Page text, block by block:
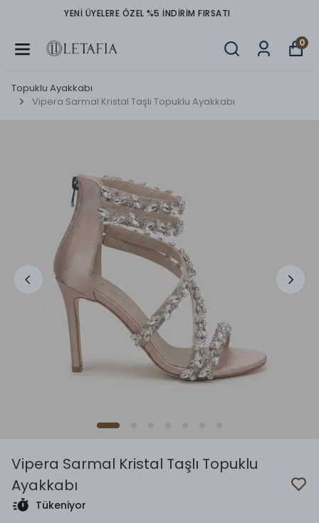
TÜM ÜRÜNLERDE PEŞİN FİYATINA 3 TAKSİT İMKANI
0
Topuklu Ayakkabı
Vipera Sarmal Kristal Taşlı Topuklu Ayakkabı
Vipera Sarmal Kristal Taşlı Topuklu
Ayakkabı
Tükeniyor